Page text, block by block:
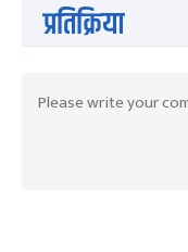
प्रतिक्रिया